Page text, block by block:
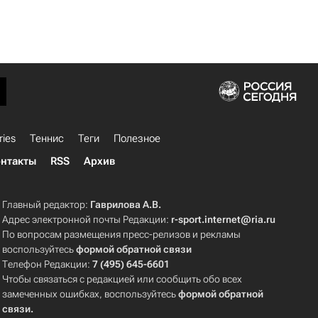
Теннис Теги
Полезное
RSS Архив
Главный редактор: Гаврилова А.В.
Адрес электронной почты Редакции: r-sport.internet@ria.ru
По вопросам размещения пресс-релизов и рекламы
воспользуйтесьформой обратной связи
Телефон Редакции:7 (495) 645-6601
Чтобы связаться с редакцией или сообщить обо всех
замеченных ошибках, воспользуйтесьформой обратной
связи.